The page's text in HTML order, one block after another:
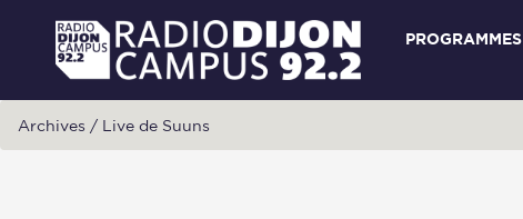
PROGRAMMES
Archives / Live de Suuns